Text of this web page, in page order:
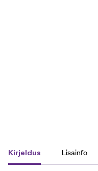
Kirjeldus Lisainfo